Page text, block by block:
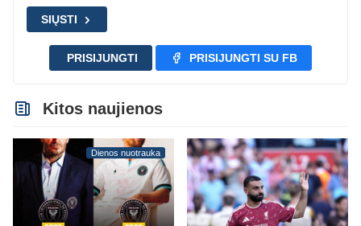
SIŲSTI
PRISIJUNGTI PRISIJUNGTI SU FB
Kitos naujienos
Dienos nuotrauka